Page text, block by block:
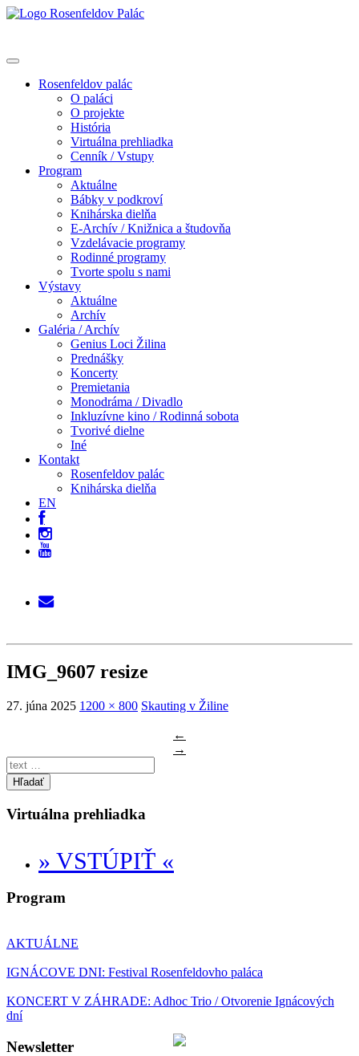
Rosenfeldov palác
O paláci
O projekte
História
Virtuálna prehliadka
Cenník / Vstupy
Program
Aktuálne
Bábky v podkroví
Knihárska dielňa
E-Archív / Knižnica a študovňa
Vzdelávacie programy
Rodinné programy
Tvorte spolu s nami
Výstavy
Aktuálne
Archív
Galéria / Archív
Genius Loci Žilina
Prednášky
Koncerty
Premietania
Monodráma / Divadlo
Inkluzívne kino / Rodinná sobota
Tvorivé dielne
Iné
Kontakt
Rosenfeldov palác
Knihárska dielňa
EN
IMG_9607 resize
27. júna 2025 1200 × 800 Skauting v Žiline
←
→
Hľadať
Virtuálna prehliadka
» VSTÚPIŤ «
Program
AKTUÁLNE
IGNÁCOVE DNI: Festival Rosenfeldovho paláca
KONCERT V ZÁHRADE: Adhoc Trio / Otvorenie Ignácových
dní
Newsletter